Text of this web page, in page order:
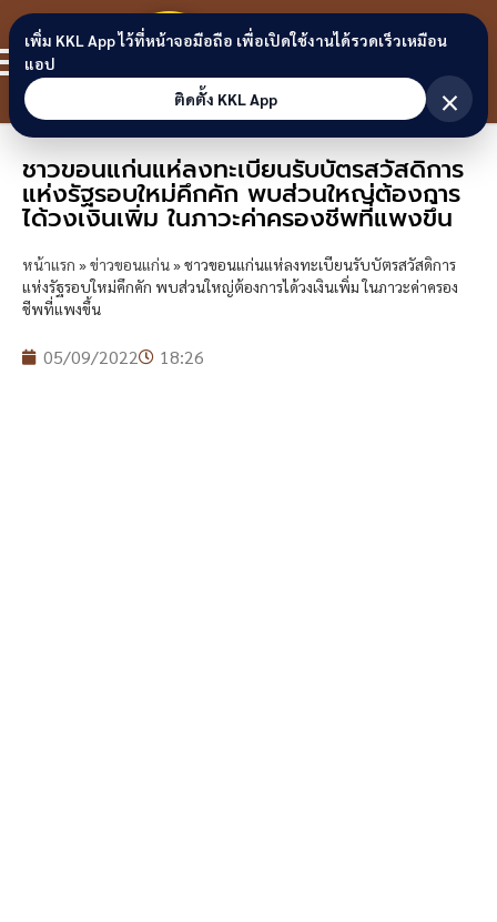
Skip to content
ขอนแก่น
ลิงก์
ชาวขอนแก่นแห่ลงทะเบียนรับบัตรสวัสดิการ
แห่งรัฐรอบใหม่คึกคัก พบส่วนใหญ่ต้องการ
ได้วงเงินเพิ่ม ในภาวะค่าครองชีพที่แพงขึ้น
หน้าแรก »ข่าวขอนแก่น»ชาวขอนแก่นแห่ลงทะเบียนรับบัตรสวัสดิการ
แห่งรัฐรอบใหม่คึกคัก พบส่วนใหญ่ต้องการได้วงเงินเพิ่ม ในภาวะค่าครอง
ชีพที่แพงขึ้น
05/09/2022 18:26
เพิ่ม KKL App ไว้ที่หน้าจอมือถือ เพื่อเปิดใช้งานได้รวดเร็วเหมือน
แอป
ติดตั้ง KKL App
×